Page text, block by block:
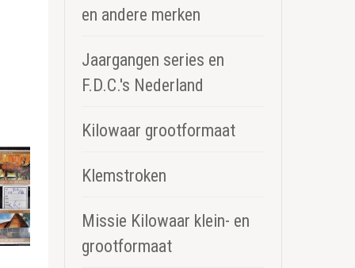
en andere merken
Jaargangen series en
F.D.C.'s Nederland
Kilowaar grootformaat
Klemstroken
Missie Kilowaar klein- en
grootformaat